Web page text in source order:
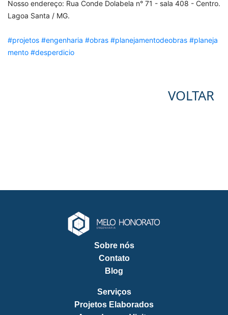
Nosso endereço: Rua Conde Dolabela n° 71 - sala 408 - Centro.
Lagoa Santa / MG.
#projetos #engenharia #obras #planejamentodeobras #planeja
mento #desperdicio
VOLTAR
Sobre nós
Contato
Blog
Serviços
Projetos Elaborados